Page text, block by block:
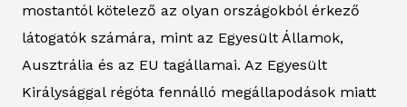
mostantól kötelező az olyan országokból érkező
látogatók számára, mint az Egyesült Államok,
Ausztrália és az EU tagállamai. Az Egyesült
Királysággal régóta fennálló megállapodások miatt